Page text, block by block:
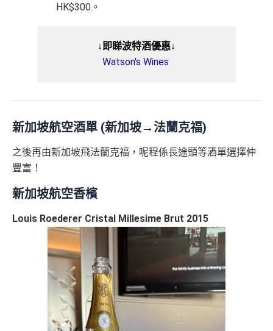
HK$300。
↓即睇波特酒優惠↓
Watson's Wines
新加坡航空酒單 (新加坡→法蘭克福)
之後再由新加坡飛法蘭克福，呢程係長途頭等酒單選擇仲
豐富！
新加坡航空香檳
Louis Roederer Cristal Millesime Brut 2015